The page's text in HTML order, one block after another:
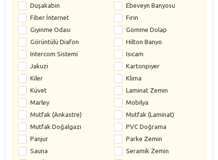
Duşakabin
Ebeveyn Banyosu
Fiber İnternet
Fırın
Giyinme Odası
Gömme Dolap
Görüntülü Diafon
Hilton Banyo
Intercom Sistemi
Isıcam
Jakuzi
Kartonpiyer
Kiler
Klima
Küvet
Laminat Zemin
Marley
Mobilya
Mutfak (Ankastre)
Mutfak (Laminat)
Mutfak Doğalgazı
PVC Doğrama
Panjur
Parke Zemin
Sauna
Seramik Zemin